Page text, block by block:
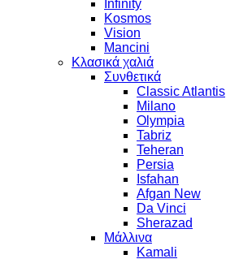
Infinity
Kosmos
Vision
Mancini
Κλασικά χαλιά
Συνθετικά
Classic Atlantis
Milano
Olympia
Tabriz
Teheran
Persia
Isfahan
Afgan New
Da Vinci
Sherazad
Μάλλινα
Kamali